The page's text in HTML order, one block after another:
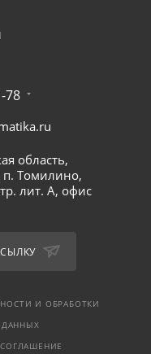
78
область,
Томилино,
лит. А, офис
И ОБРАБОТКИ